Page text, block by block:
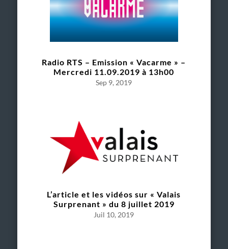
Radio RTS – Emission « Vacarme » –
Mercredi 11.09.2019 à 13h00
Sep 9, 2019
L’article et les vidéos sur « Valais
Surprenant » du 8 juillet 2019
Juil 10, 2019